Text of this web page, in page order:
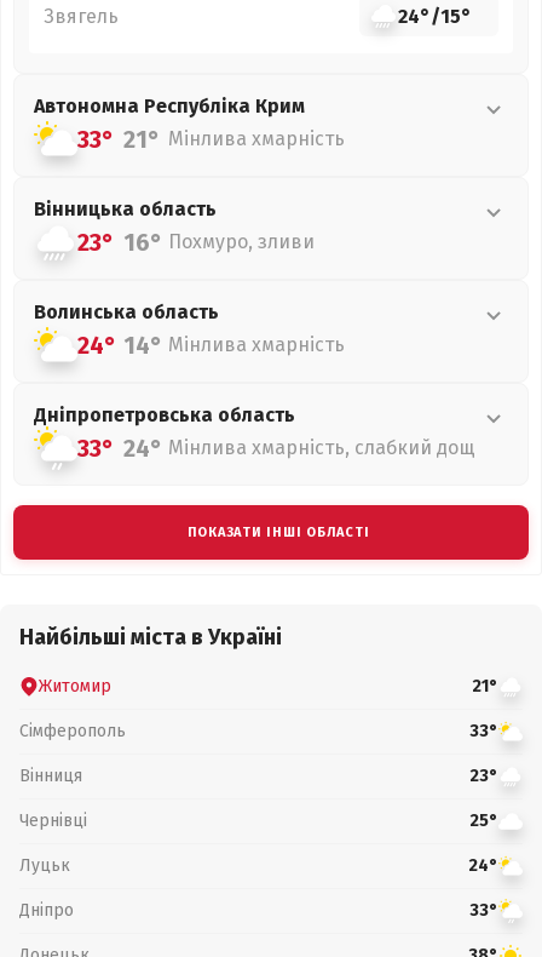
Звягель 24°/15°
Автономна Республіка Крим
33° 21° Мінлива хмарність
Вінницька область
23° 16° Похмуро, зливи
Волинська область
24° 14° Мінлива хмарність
Дніпропетровська область
33° 24° Мінлива хмарність, слабкий дощ
ПОКАЗАТИ ІНШІ ОБЛАСТІ
Найбільші міста в Україні
Житомир 21°
Сімферополь 33°
Вінниця 23°
Чернівці 25°
Луцьк 24°
Дніпро 33°